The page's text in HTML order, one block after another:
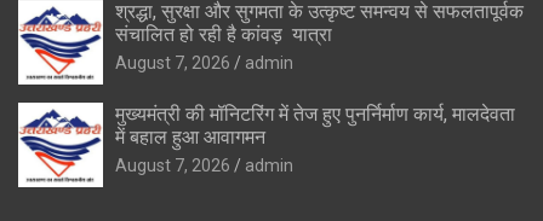
श्रद्धा, सुरक्षा और सुगमता के उत्कृष्ट समन्वय से सफलतापूर्वक
संचालित हो रही है कांवड़ यात्रा
August 7, 2026 admin
मुख्यमंत्री की मॉनिटरिंग में तेज हुए पुनर्निर्माण कार्य, मालदेवता
में बहाल हुआ आवागमन
August 7, 2026 admin